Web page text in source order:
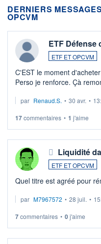
DERNIERS
OPCVM
ETF Défense
ETF ET OPCVM
C'EST le moment
Perso je renforce. Çà
Investissement long
par Renaud.S. • 30 avr. •
17commentaires • 1 j'aime
Liquidité
ETF ET OPCVM
Quel titre est agréé pour
par M7967572 • 28 juil. •
7commentaires • 0j'aime